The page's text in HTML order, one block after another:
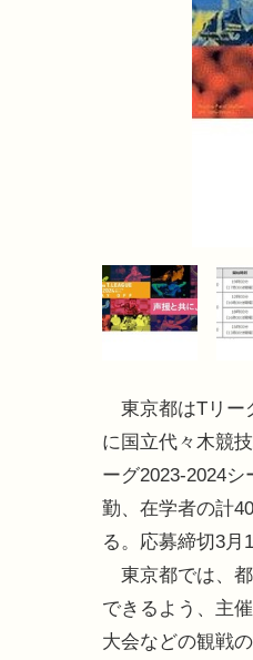
東京都はTリー
に国立代々木競
ーグ2023-2024
勤、在学者の計
る。応募締切3月
東京都では、
できるよう、主
大会などの観戦